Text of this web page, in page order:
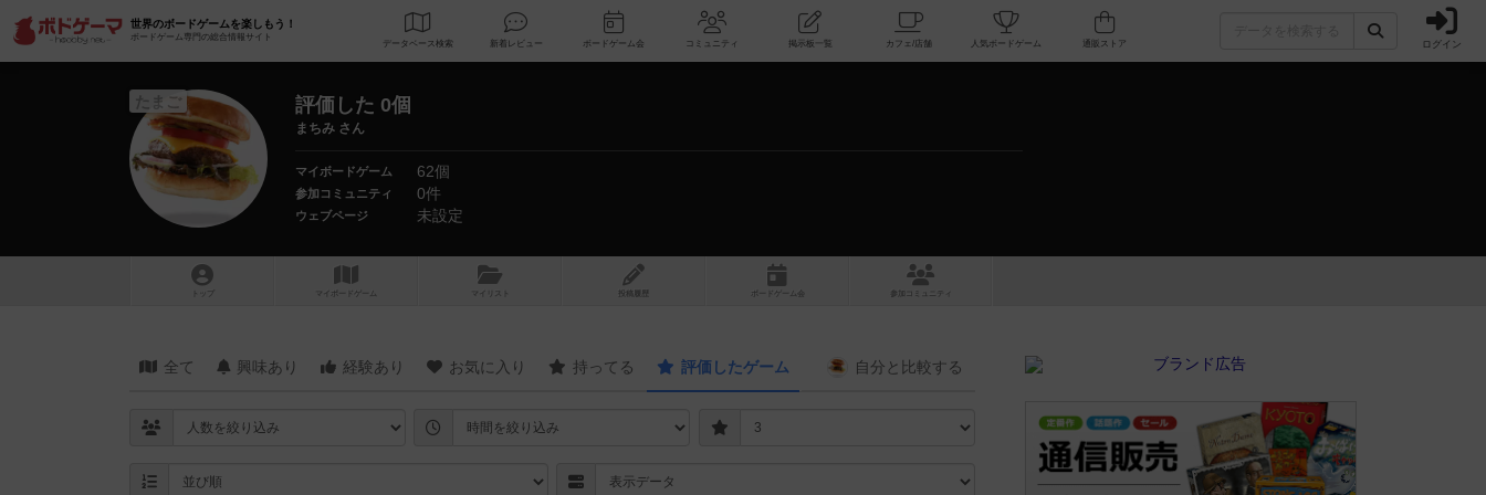
世界のボードゲームを楽しもう！
ボードゲーム専門の総合情報サイト
データベース 検索 新着レビュー ボードゲーム会 コミュニティ 掲示板一覧 カフェ/店舗 人気ボードゲーム ログイン
たまご 評価した 0個
まちみ さん
マイボードゲーム 62個
参加コミュニティ 0件
ウェブページ 未設定
トップ マイボードゲーム マイリスト 投稿履歴 ボ ドゲ ーム コミュニティ
全て 興味あり 経験あり お気に入り 持ってる 評価したゲーム 自分と 比較する